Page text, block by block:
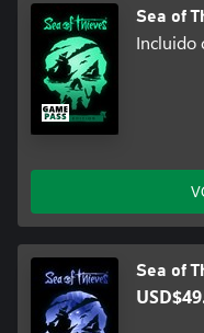
Sea of
Incluido
Sea of